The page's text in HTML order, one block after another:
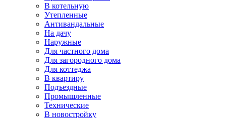
В котельную
Утепленные
Антивандальные
На дачу
Наружные
Для частного дома
Для загородного дома
Для коттеджа
В квартиру
Подъездные
Промышленные
Технические
В новостройку